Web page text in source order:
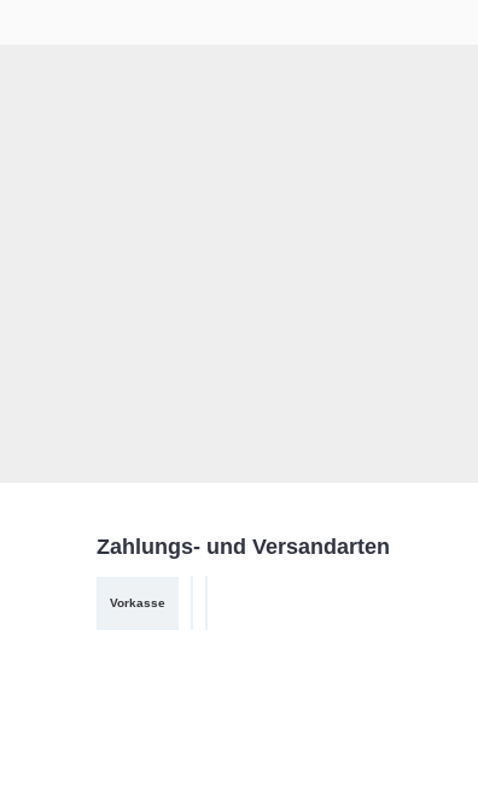
Zahlungs- und Versandarten
Vorkasse